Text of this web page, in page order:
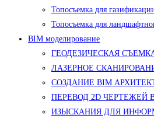
Топосъемка для
Топосъемка для
BIM моделирование
ГЕОДЕЗИЧЕСКАЯ
ЛАЗЕРНОЕ
СОЗДАНИЕ BIM
ПЕРЕВОД 2D ЧЕРТЕЖЕЙ
ИЗЫСКАНИЯ ДЛЯ